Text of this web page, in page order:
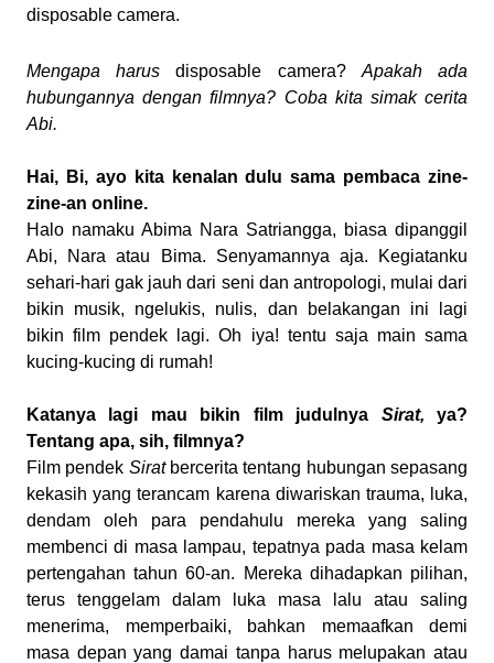
disposable camera.
Mengapa harusdisposable camera? Apakah ada
hubungannya dengan filmnya? Coba kita simak cerita
Abi.
Hai, Bi, ayo kita kenalan dulu sama pembaca zine-
zine-an online.
Halo namaku Abima Nara Satriangga, biasa dipanggil
Abi, Nara atau Bima. Senyamannya aja. Kegiatanku
sehari-hari gak jauh dari seni dan antropologi, mulai dari
bikin musik, ngelukis, nulis, dan belakangan ini lagi
bikin film pendek lagi. Oh iya! tentu saja main sama
kucing-kucing di rumah!
Katanya lagi mau bikin film judulnya Sirat,ya?
Tentang apa, sih, filmnya?
Film pendek Siratbercerita tentang hubungan sepasang
kekasih yang terancam karena diwariskan trauma, luka,
dendam oleh para pendahulu mereka yang saling
membenci di masa lampau, tepatnya pada masa kelam
pertengahan tahun 60-an. Mereka dihadapkan pilihan,
terus tenggelam dalam luka masa lalu atau saling
menerima, memperbaiki, bahkan memaafkan demi
masa depan yang damai tanpa harus melupakan atau